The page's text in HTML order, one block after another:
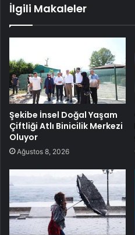
İlgili Makaleler
Şekibe İnsel Doğal Yaşam
Çiftliği Atlı Binicilik Merkezi
Oluyor
Ağustos 8, 2026